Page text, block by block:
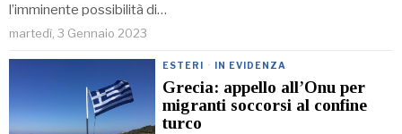
l’imminente possibilità di…
martedì, 3 Gennaio 2023
ESTERI · IN EVIDENZA
Grecia: appello all’Onu per
migranti soccorsi al confine
turco